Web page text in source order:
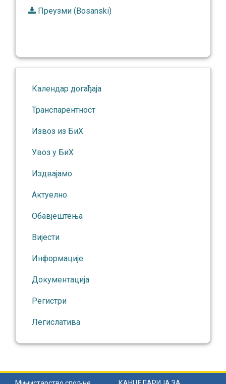
Преузми (Bosanski)
Календар догађаја
Транспарентност
Извоз из БиХ
Увоз у БиХ
Издвајамо
Актуелно
Обавјештења
Вијести
Информације
Документација
Регистри
Легислатива